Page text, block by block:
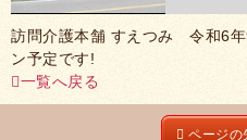
訪問介護本舗 すえつみ 令和6
ン予定です!
一覧へ戻る
ページの